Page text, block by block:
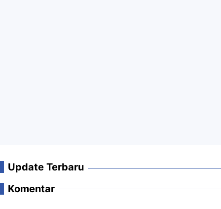
Update Terbaru
Komentar